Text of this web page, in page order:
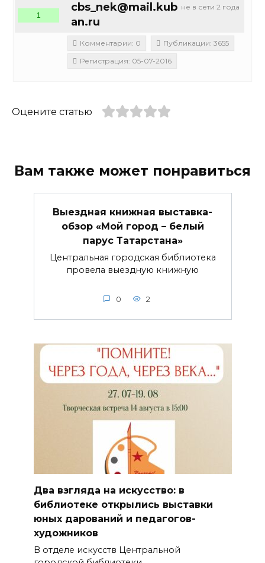
не в сети 2 года
cbs_nek@mail.kub
an.ru
1
Комментарии: 0
Публикации: 3655
Регистрация: 05-07-2016
Оцените статью
Вам также может понравиться
Выездная книжная выставка-
обзор «Мой город – белый
парус Татарстана»
Центральная городская библиотека
провела выездную книжную
0 2
Два взгляда на искусство: в
библиотеке открылись выставки
юных дарований и педагогов-
художников
В отделе искусств Центральной